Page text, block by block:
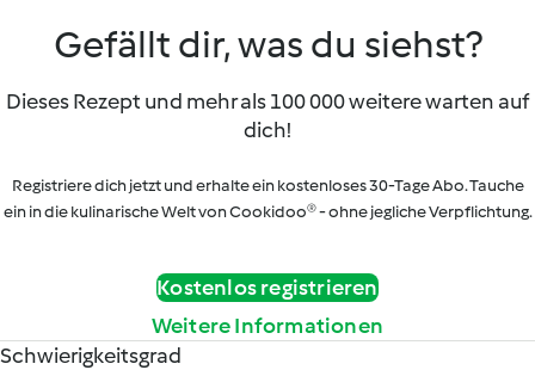
Gefällt dir, was du siehst?
Dieses Rezept und mehr als 100 000 weitere warten auf
dich!
Registriere dich jetzt und erhalte ein kostenloses 30-Tage Abo. Tauche
ein in die kulinarische Welt von Cookidoo® - ohne jegliche Verpflichtung.
Kostenlos registrieren
Weitere Informationen
Schwierigkeitsgrad